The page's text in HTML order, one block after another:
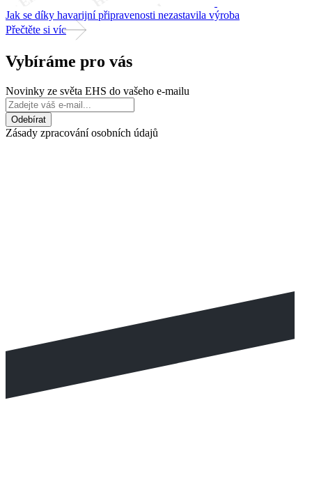
Jak se díky havarijní připravenosti nezastavila výroba
Přečtěte si víc
Vybíráme pro vás
Novinky ze světa EHS do vašeho e-mailu
Zásady zpracování osobních údajů